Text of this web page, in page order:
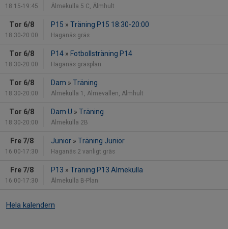
18:15-19:45 Älmekulla 5 C, Älmhult
Tor 6/8
18:30-20:00
P15 » Träning P15 18:30-20:00
Haganäs gräs
Tor 6/8
18:30-20:00
P14 » Fotbollsträning P14
Haganäs gräsplan
Tor 6/8
18:30-20:00
Dam » Träning
Älmekulla 1, Älmevallen, Älmhult
Tor 6/8
18:30-20:00
Dam U » Träning
Älmekulla 2B
Fre 7/8
16:00-17:30
Junior » Träning Junior
Haganäs 2 vanligt gräs
Fre 7/8
16:00-17:30
P13 » Träning P13 Älmekulla
Älmekulla B-Plan
Hela kalendern